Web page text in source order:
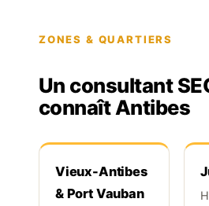
ZONES & QUARTIERS
Un consultant
connaît Antibes
Vieux-Antibes
& Port Vauban